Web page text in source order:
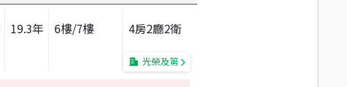
19.3年 6樓/7樓 4房2廳2衛
光榮及第